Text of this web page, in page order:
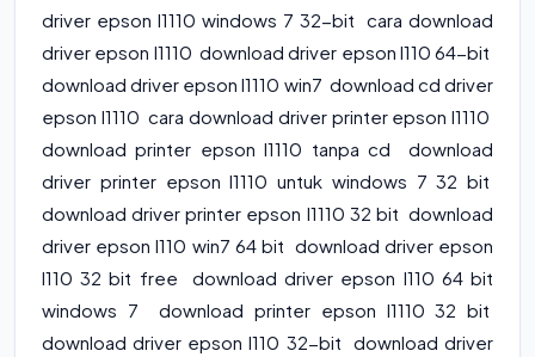
driver epson l1110 windows 7 32-bit cara download
driver epson l1110 download driver epson l110 64-bit
download driver epson l1110 win7 download cd driver
epson l1110 cara download driver printer epson l1110
download printer epson l1110 tanpa cd download
driver printer epson l1110 untuk windows 7 32 bit
download driver printer epson l1110 32 bit download
driver epson l110 win7 64 bit download driver epson
l110 32 bit free download driver epson l110 64 bit
windows 7 download printer epson l1110 32 bit
download driver epson l110 32-bit download driver